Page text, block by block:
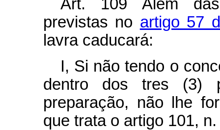
Art. 109 Alem das
previstas no artigo 57
lavra caducará:
I, Si não tendo o
dentro dos tres (3)
preparação, não lhe
que trata o artigo 101, n.